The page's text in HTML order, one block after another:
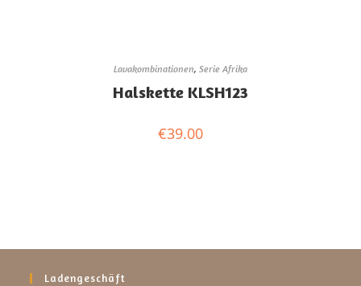
Lavakombinationen, Serie Afrika
Halskette KLSH123
€39.00
Ladengeschäft